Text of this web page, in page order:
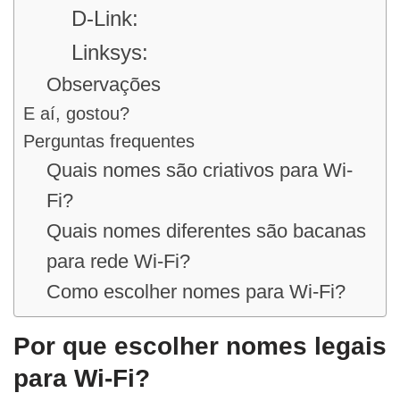
D-Link:
Linksys:
Observações
E aí, gostou?
Perguntas frequentes
Quais nomes são criativos para Wi-
Fi?
Quais nomes diferentes são bacanas
para rede Wi-Fi?
Como escolher nomes para Wi-Fi?
Por que escolher nomes legais
para Wi-Fi?